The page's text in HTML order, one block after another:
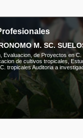
M. SC.
Evaluacion, de Proyectos en
de cultivos tropicales,
tropicales Auditoria a